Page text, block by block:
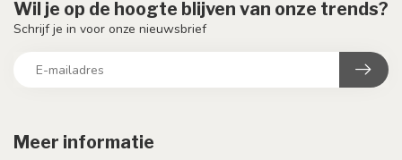
Meer informatie
Wil je op de hoogte blijven van onze trends?
Schrijf je in voor onze nieuwsbrief